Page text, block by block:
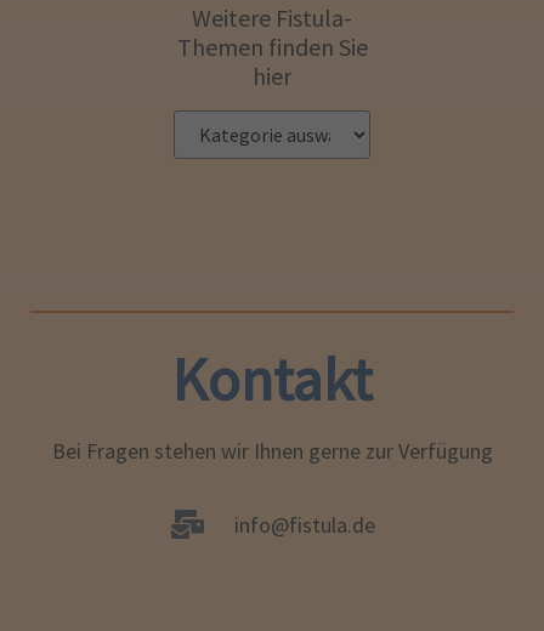
Weitere Fistula-
Themen finden Sie
hier
Kontakt
Bei Fragen stehen wir Ihnen gerne zur Verfügung
info@fistula.de